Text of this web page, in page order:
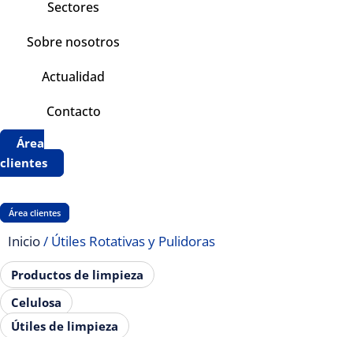
Sectores
Sobre nosotros
Actualidad
Contacto
Área
clientes
Área clientes
Inicio/ Útiles Rotativas y Pulidoras
Productos de limpieza
Celulosa
Útiles de limpieza